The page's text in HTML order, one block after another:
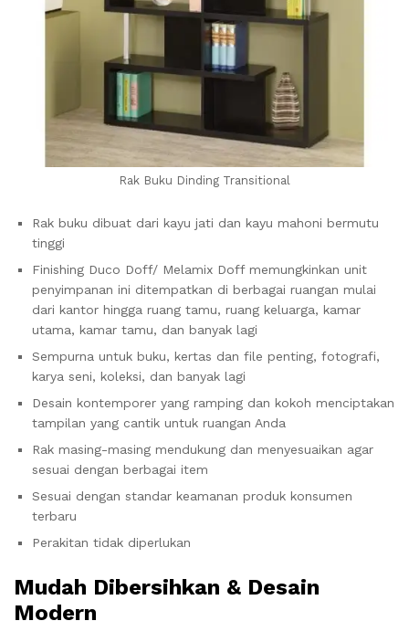
Rak Buku Dinding Transitional
Rak buku dibuat dari kayu jati dan kayu mahoni bermutu
tinggi
Finishing Duco Doff/ Melamix Doff memungkinkan unit
penyimpanan ini ditempatkan di berbagai ruangan mulai
dari kantor hingga ruang tamu, ruang keluarga, kamar
utama, kamar tamu, dan banyak lagi
Sempurna untuk buku, kertas dan file penting, fotografi,
karya seni, koleksi, dan banyak lagi
Desain kontemporer yang ramping dan kokoh menciptakan
tampilan yang cantik untuk ruangan Anda
Rak masing-masing mendukung dan menyesuaikan agar
sesuai dengan berbagai item
Sesuai dengan standar keamanan produk konsumen
terbaru
Perakitan tidak diperlukan
Mudah Dibersihkan & Desain
Modern